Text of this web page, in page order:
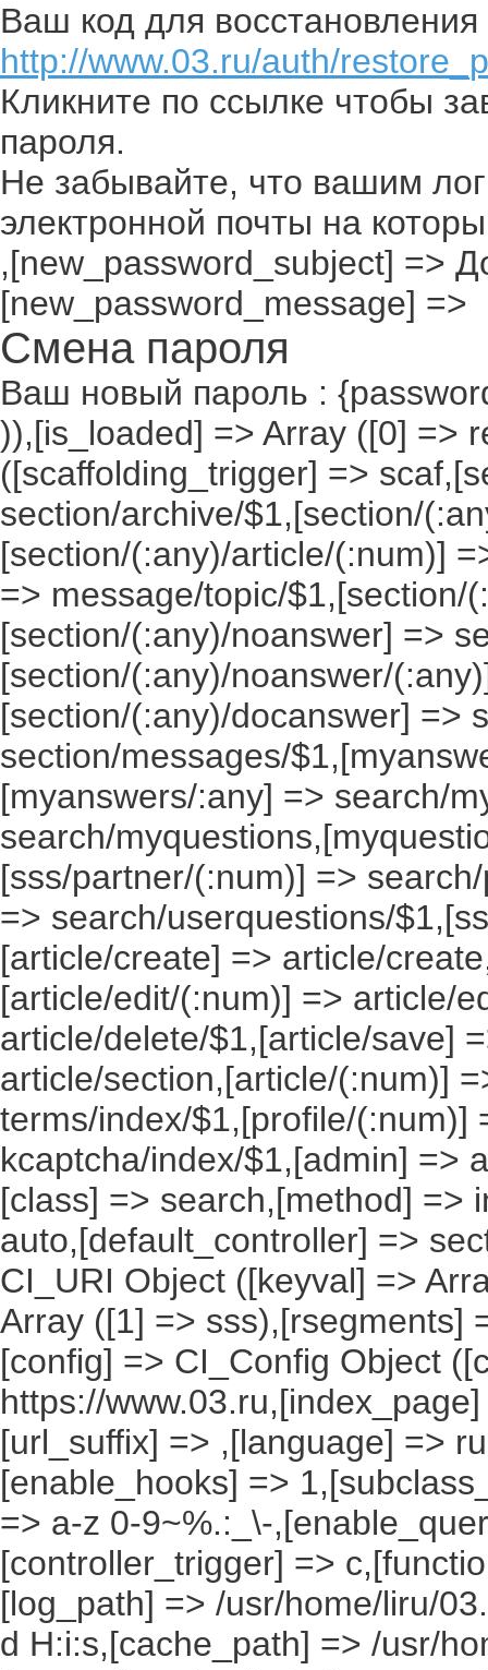
Ваш код для восстановления
http://www.03.ru/auth/
Кликните по ссылке чтобы
пароля.
Не забывайте, что вашим
электронной почты на
,[new_password_subject] =>
[new_password_message] =>
Смена пароля
Ваш новый пароль :
)),[is_loaded] => Array ([0] =>
([scaffolding_trigger] =>
section/archive/$1,[section/
[section/(:any)/article/(:num)]
=> message/topic/$1,[section/
[section/(:any)/noanswer] =>
[section/(:any)/noanswer/
[section/(:any)/docanswer] =>
section/messages/
[myanswers/:any] => search/
search/
[sss/partner/(:num)] =>
=> search/userquestions/
[article/create] => article/
[article/edit/(:num)] => article/
article/delete/$1,[article/save]
article/section,[article/(:num)]
terms/index/$1,[profile/(:num)]
kcaptcha/index/$1,[admin] =>
[class] => search,[method] =>
auto,[default_controller] =>
CI_URI Object ([keyval] =>
Array ([1] => sss),[rsegments]
[config] => CI_Config Object
https://
[url_suffix] => ,[language] =>
[enable_hooks] =>
=> a-z 0-9~%.:_\-
[controller_trigger] =>
[log_path] => /usr/home/liru/
d H:i:s,[cache_path] => /usr/